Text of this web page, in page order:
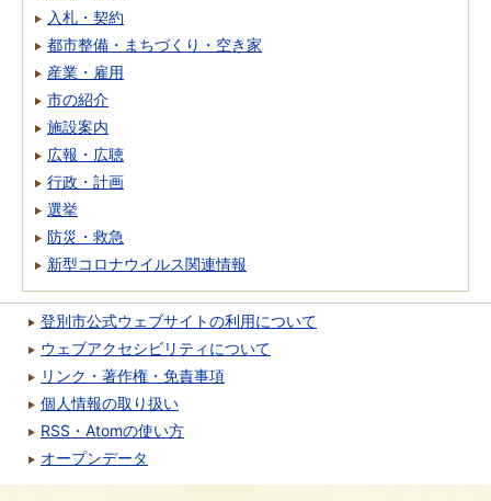
入札・契約
都市整備・まちづくり・空き家
産業・雇用
市の紹介
施設案内
広報・広聴
行政・計画
選挙
防災・救急
新型コロナウイルス関連情報
登別市公式ウェブサイトの利用について
ウェブアクセシビリティについて
リンク・著作権・免責事項
個人情報の取り扱い
RSS・Atomの使い方
オープンデータ